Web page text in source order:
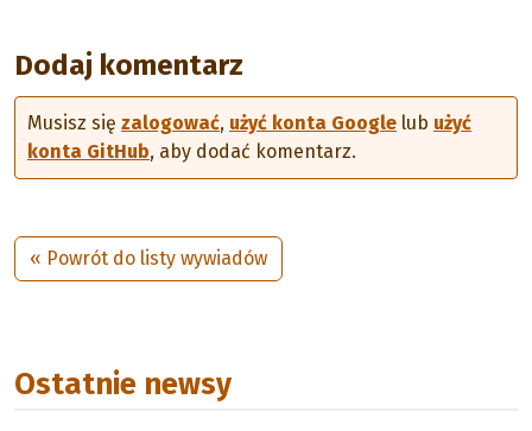
Dodaj komentarz
Musisz się zalogować, użyć konta Google lub użyć
konta GitHub, aby dodać komentarz.
« Powrót do listy wywiadów
Ostatnie newsy